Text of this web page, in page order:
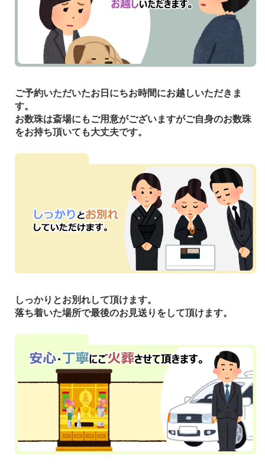
ご予約いただいたお日にちお時間にお越しいただきま
す。
お数珠は斎場にもご用意がございますがご自身のお数珠
をお持ち頂いても大丈夫です。
しっかりとお別れして頂けます。
落ち着いた場所で最後のお見送りをして頂けます。